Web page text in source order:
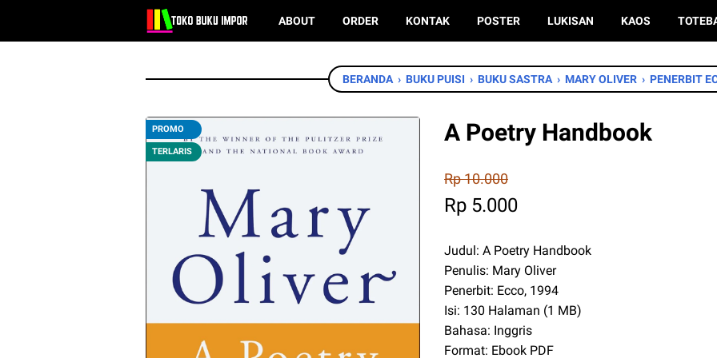
ABOUT ORDER KONTAK POSTER LUKISAN KAOS
BERANDA › BUKU PUISI › BUKU SASTRA › MARY OLIVER › PENERBIT
A Poetry Handbook
PROMO
TERLARIS
Rp 10.000
Rp 5.000
Judul: A Poetry Handbook
Penulis: Mary Oliver
Penerbit: Ecco, 1994
Isi: 130 Halaman (1 MB)
Bahasa: Inggris
Format: Ebook PDF